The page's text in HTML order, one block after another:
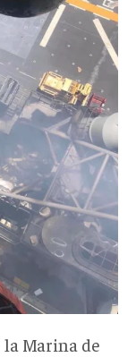
la Marina de